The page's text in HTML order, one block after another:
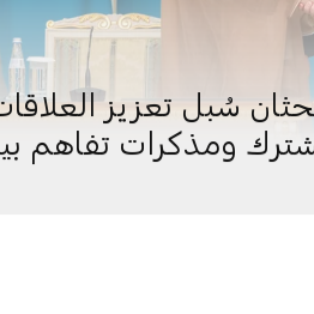
سُبل تعزيز
ومذكرات تفاهم